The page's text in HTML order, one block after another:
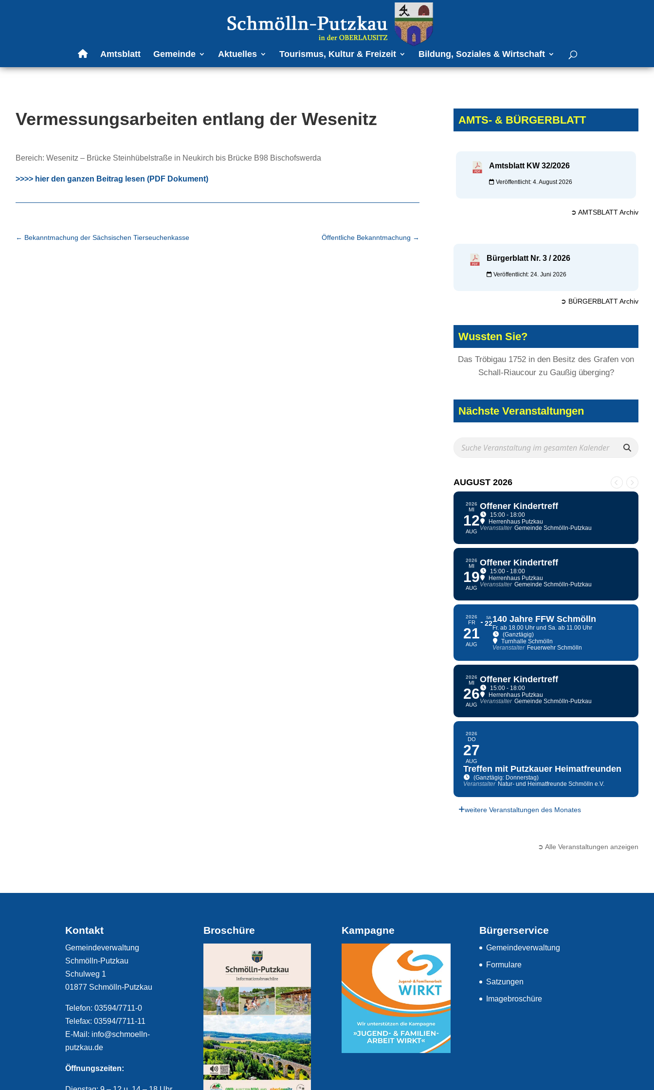
Amtsblatt Gemeinde Aktuelles Tourismus, Kultur & Freizeit Bildung, Soziales & Wirtschaft
Vermessungsarbeiten entlang der Wesenitz
Bereich: Wesenitz – Brücke Steinhübelstraße in Neukirch bis Brücke B98 Bischofswerda
>>>> hier den ganzen Beitrag lesen (PDF Dokument)
← Bekanntmachung der Sächsischen Tierseuchenkasse Öffentliche Bekanntmachung →
AMTS- & BÜRGERBLATT
Amtsblatt KW 32/2026
Veröffentlicht: 4. August 2026
➲ AMTSBLATT Archiv
Bürgerblatt Nr. 3 / 2026
Veröffentlicht: 24. Juni 2026
➲ BÜRGERBLATT Archiv
Wussten Sie?
Das Tröbigau 1752 in den Besitz des Grafen von
Schall-Riaucour zu Gaußig überging?
Nächste Veranstaltungen
AUGUST 2026
2026
MI
12
AUG
Offener Kindertreff
15:00 - 18:00
Herrenhaus Putzkau
Veranstalter Gemeinde Schmölln-Putzkau
2026
MI
19
AUG
Offener Kindertreff
15:00 - 18:00
Herrenhaus Putzkau
Veranstalter Gemeinde Schmölln-Putzkau
2026
FR
21
AUG
SA
22140 Jahre FFW Schmölln
Fr. ab 18.00 Uhr und Sa. ab 11.00 Uhr
(Ganztägig)
Turnhalle Schmölln
Veranstalter Feuerwehr Schmölln
2026
MI
26
AUG
Offener Kindertreff
15:00 - 18:00
Herrenhaus Putzkau
Veranstalter Gemeinde Schmölln-Putzkau
2026
DO
27
AUG
Treffen mit Putzkauer Heimatfreunden
(Ganztägig: Donnerstag)
Veranstalter Natur- und Heimatfreunde Schmölln e.V.
weitere Veranstaltungen des Monates
➲ Alle Veranstaltungen anzeigen
Kontakt
Gemeindeverwaltung
Schmölln-Putzkau
Schulweg 1
01877 Schmölln-Putzkau
Telefon: 03594/7711-0
Telefax: 03594/7711-11
E-Mail: info@schmoelln-
putzkau.de
Öffnungszeiten:
Broschüre Kampagne Bürgerservice
Gemeindeverwaltung
Formulare
Satzungen
Imagebroschüre